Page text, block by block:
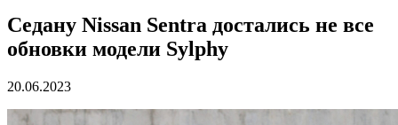
Седану Nissan Sentra достались не все
обновки модели Sylphy
20.06.2023